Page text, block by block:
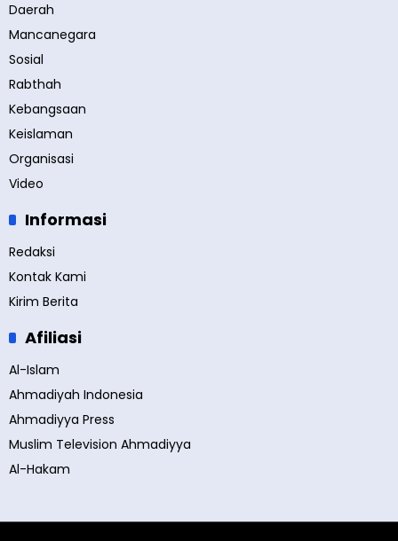
Daerah
Mancanegara
Sosial
Rabthah
Kebangsaan
Keislaman
Organisasi
Video
Informasi
Redaksi
Kontak Kami
Kirim Berita
Afiliasi
Al-Islam
Ahmadiyah Indonesia
Ahmadiyya Press
Muslim Television Ahmadiyya
Al-Hakam